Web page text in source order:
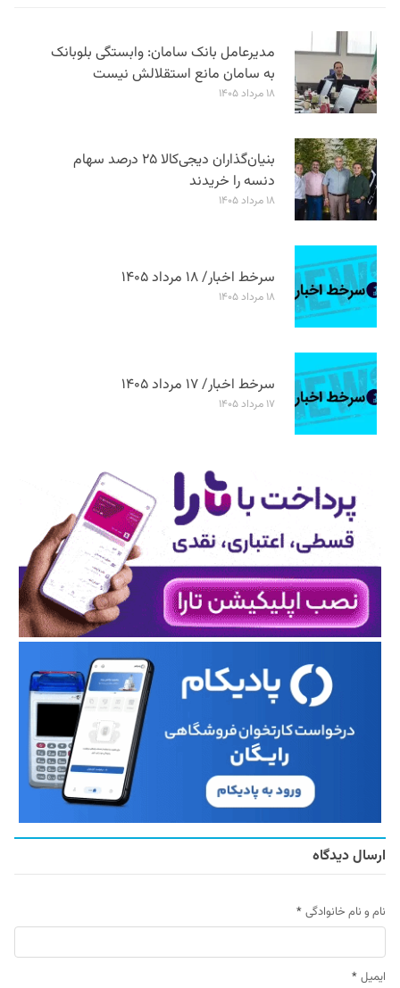
مدیرعامل بانک سامان: وابستگی بلوبانک
به سامان مانع استقلالش نیست
۱۸ مرداد ۱۴۰۵
بنیان‌گذاران دیجی‌کالا ۲۵ درصد سهام
دنسه را خریدند
۱۸ مرداد ۱۴۰۵
سرخط اخبار/ ۱۸ مرداد ۱۴۰۵
۱۸ مرداد ۱۴۰۵
سرخط اخبار/ ۱۷ مرداد ۱۴۰۵
۱۷ مرداد ۱۴۰۵
ارسال دیدگاه
نام و نام خانوادگی *
ایمیل *